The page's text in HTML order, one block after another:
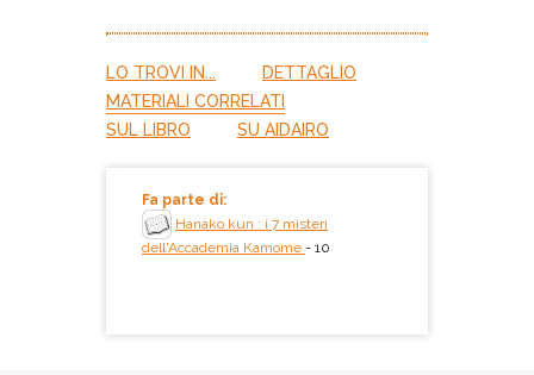
LO TROVI IN...
DETTAGLIO
MATERIALI CORRELATI
SUL LIBRO
SU AIDAIRO
Fa parte di:
Hanako kun : i 7 misteri
dell'Accademia Kamome - 10